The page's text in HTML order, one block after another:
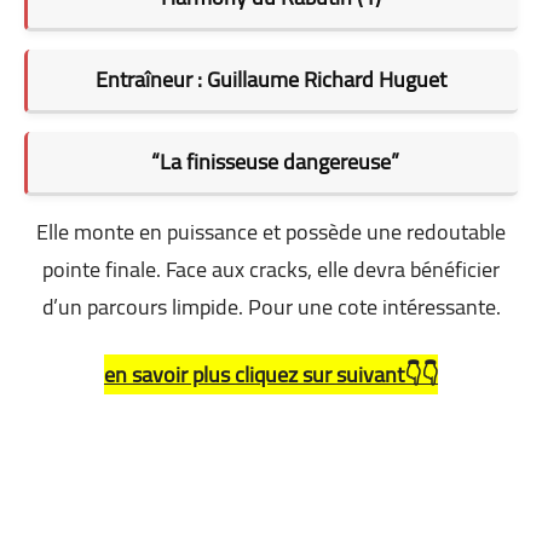
Entraîneur : Guillaume Richard Huguet
“La finisseuse dangereuse”
Elle monte en puissance et possède une redoutable
pointe finale. Face aux cracks, elle devra bénéficier
d’un parcours limpide. Pour une cote intéressante.
en savoir plus cliquez sur suivant👇👇